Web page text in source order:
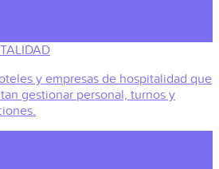
y empresas de hospitalidad que
gestionar personal, turnos y